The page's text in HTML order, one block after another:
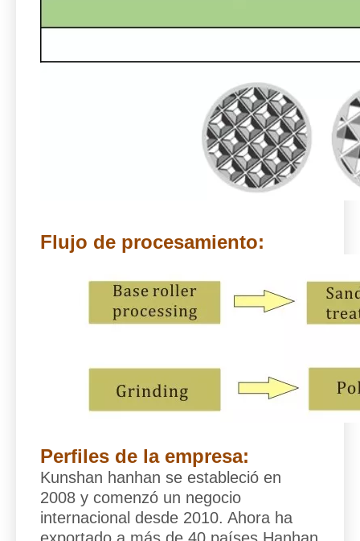
Flujo de procesamiento:
Perfiles de la empresa:
Kunshan hanhan se estableció en
2008 y comenzó un negocio
internacional desde 2010. Ahora ha